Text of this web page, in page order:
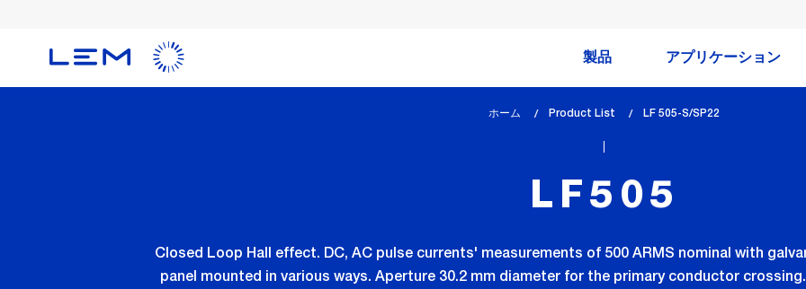
製品 アプリケーション
ホーム Product List
lem_current_page
LF 505-S/SP22
LF505
Closed Loop Hall effect. DC, AC pulse currents' measurements of 500 ARMS nominal with
panel mounted in various ways. Aperture 30.2 mm diameter for the primary conductor